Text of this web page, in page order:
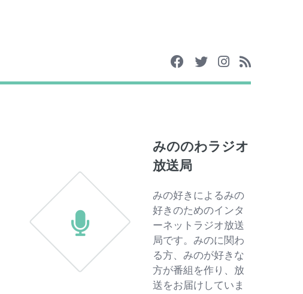
みののわラジオ
放送局
みの好きによるみの
好きのためのインタ
ーネットラジオ放送
局です。みのに関わ
る方、みのが好きな
方が番組を作り、放
送をお届けしていま